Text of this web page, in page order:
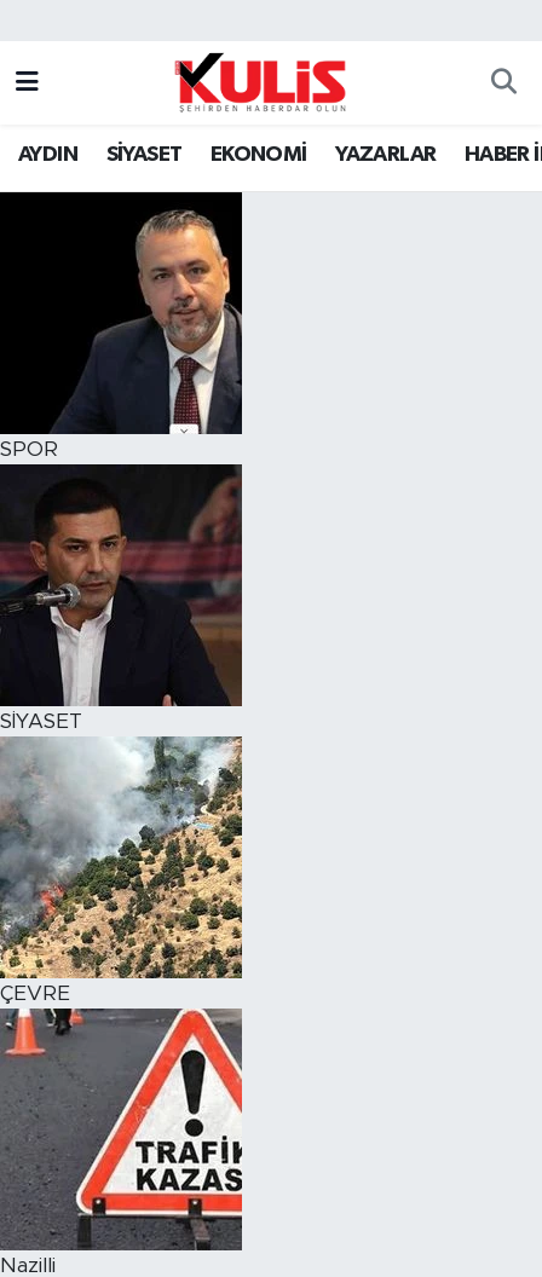
AYDIN SİYASET EKONOMİ YAZARLAR HABER
SPOR
SİYASET
ÇEVRE
Nazilli